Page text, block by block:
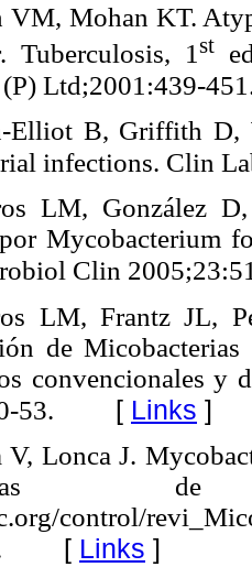
VM, Mohan KT.
Tuberculosis, 1 st
Ltd;2001:439-
Elliot B, Griffith D,
infections. Clin
LM, González
Mycobacterium
Clin
LM, Frantz JL,
de
convencionales y
53. [ Links ]
V, Lonca J.
control/
[ Links ]